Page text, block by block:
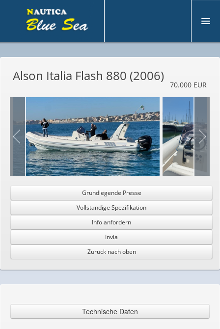
Unternehmen
Gebraucht
ootsverkauf
ienstleistungen
ontakt
Alson Italia Flash 880 (2006)
70.000 EUR
Grundlegende Presse
Vollständige Spezifikation
Info anfordern
Invia
Zurück nach oben
Technische Daten